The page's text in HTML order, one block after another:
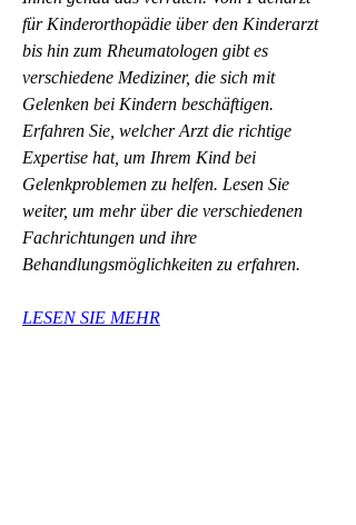
für Kinderorthopädie über den Kinderarzt
bis hin zum Rheumatologen gibt es
verschiedene Mediziner, die sich mit
Gelenken bei Kindern beschäftigen.
Erfahren Sie, welcher Arzt die richtige
Expertise hat, um Ihrem Kind bei
Gelenkproblemen zu helfen. Lesen Sie
weiter, um mehr über die verschiedenen
Fachrichtungen und ihre
Behandlungsmöglichkeiten zu erfahren.
LESEN SIE MEHR